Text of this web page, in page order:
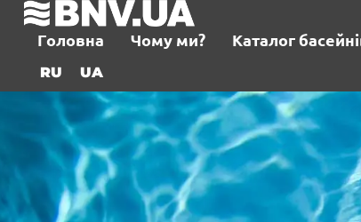
Головна Чому ми? Каталог
RU UA